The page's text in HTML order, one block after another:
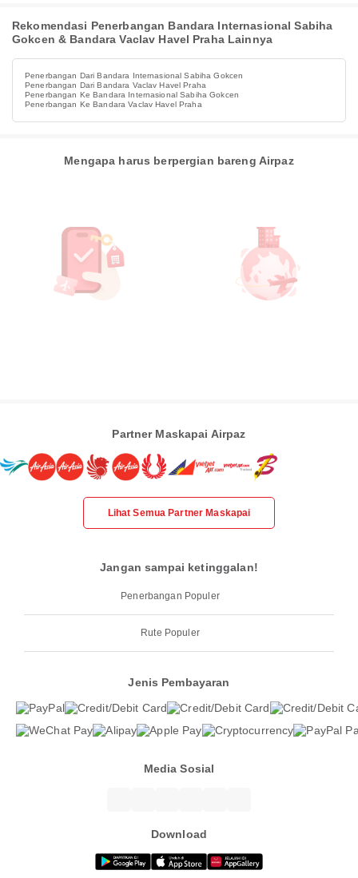
Rekomendasi Penerbangan Bandara Internasional Sabiha
Gokcen & Bandara Vaclav Havel Praha Lainnya
Penerbangan Dari Bandara Internasional Sabiha Gokcen
Penerbangan Dari Bandara Vaclav Havel Praha
Penerbangan Ke Bandara Internasional Sabiha Gokcen
Penerbangan Ke Bandara Vaclav Havel Praha
Mengapa harus berpergian bareng Airpaz
Partner Maskapai Airpaz
Lihat Semua Partner Maskapai
Jangan sampai ketinggalan!
Penerbangan Populer
Rute Populer
Jenis Pembayaran
Media Sosial
Download